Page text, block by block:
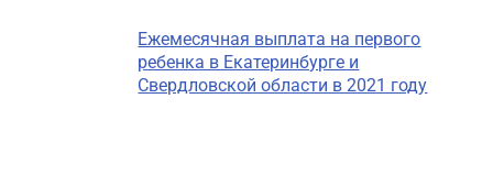
Ежемесячная выплата на первого
ребенка в Екатеринбурге и
Свердловской области в 2021 году